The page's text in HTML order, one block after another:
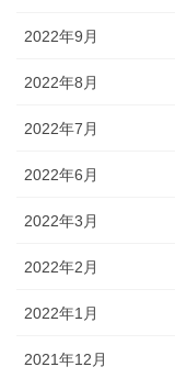
2022年9月
2022年8月
2022年7月
2022年6月
2022年3月
2022年2月
2022年1月
2021年12月